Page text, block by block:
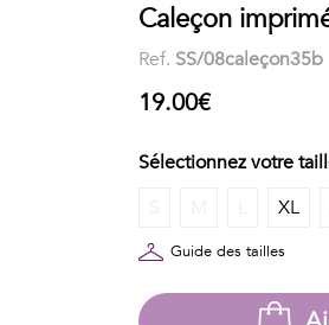
Caleçon
Ref. SS/08caleçon35b
19.00€
Sélectionnez votre
XL
Guide des tailles